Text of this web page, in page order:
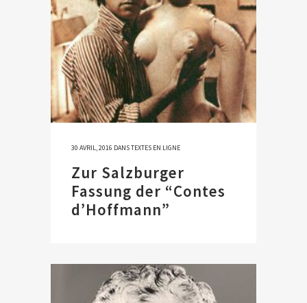
30 AVRIL, 2016 DANSTEXTES EN LIGNE
Zur Salzburger
Fassung der “Contes
d’Hoffmann”